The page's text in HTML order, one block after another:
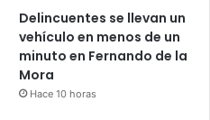
Delincuentes se llevan un
vehículo en menos de un
minuto en Fernando de la
Mora
Hace 10 horas